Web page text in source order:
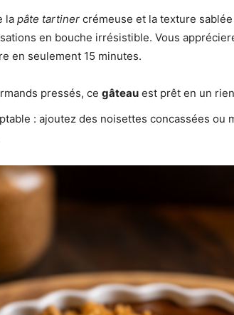
la pâte tartiner crémeuse et la texture
en bouche irrésistible. Vous
en seulement 15 minutes.
pressés, ce gâteau est prêt en un
: ajoutez des noisettes concassées ou